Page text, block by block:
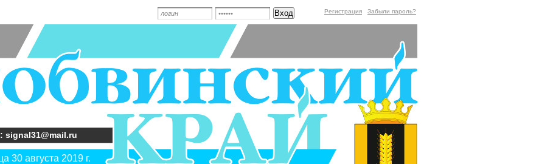
Регистрация Забыли пароль?
30 августа 2019 г.
signal31@mail.ru